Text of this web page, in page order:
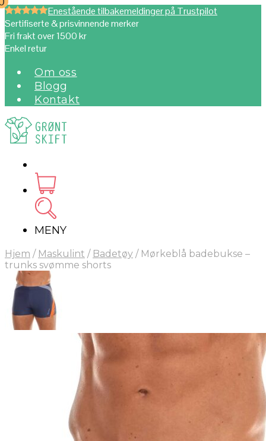
Enestående tilbakemeldinger på Trustpilot
Sertifiserte & prisvinnende merker
Fri frakt over 1500 kr
Enkel retur
Om oss
Blogg
Kontakt
MENY
Hjem / Maskulint / Badetøy /Mørkeblå badebukse –
trunks svømme shorts